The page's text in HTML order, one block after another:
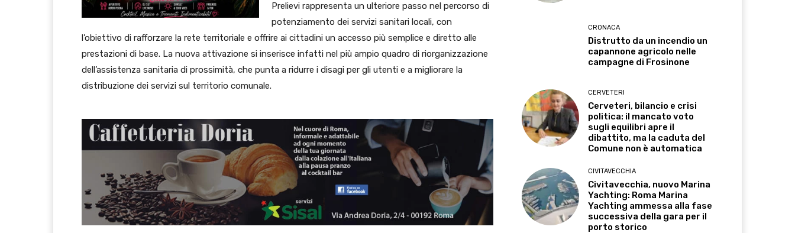
Prelievi rappresenta un ulteriore passo nel percorso di
potenziamento dei servizi sanitari locali, con
l’obiettivo di rafforzare la rete territoriale e offrire ai cittadini un accesso più semplice e diretto alle
prestazioni di base. La nuova attivazione si inserisce infatti nel più ampio quadro di riorganizzazione
dell’assistenza sanitaria di prossimità, che punta a ridurre i disagi per gli utenti e a migliorare la
distribuzione dei servizi sul territorio comunale.
CRONACA
Distrutto da un incendio un
capannone agricolo nelle
campagne di Frosinone
CERVETERI
Cerveteri, bilancio e crisi
politica: il mancato voto
sugli equilibri apre il
dibattito, ma la caduta del
Comune non è automatica
CIVITAVECCHIA
Civitavecchia, nuovo Marina
Yachting: Roma Marina
Yachting ammessa alla fase
successiva della gara per il
porto storico